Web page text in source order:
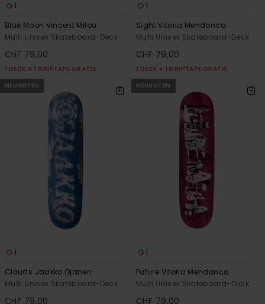
1
Blue Moon Vincent Milou
Multi Unisex Skateboard-Deck
CHF 79,00
1 DECK = 1 GRIPTAPE GRATIS
1
Sight Vitoria Mendonca
Multi Unisex Skateboard-Deck
CHF 79,00
1 DECK = 1 GRIPTAPE GRATIS
NEUHEITEN
1
Clouds Jaakko Ojanen
Multi Unisex Skateboard-Deck
CHF 79,00
NEUHEITEN
1
Future Vitoria Mendonca
Multi Unisex Skateboard-Deck
CHF 79,00